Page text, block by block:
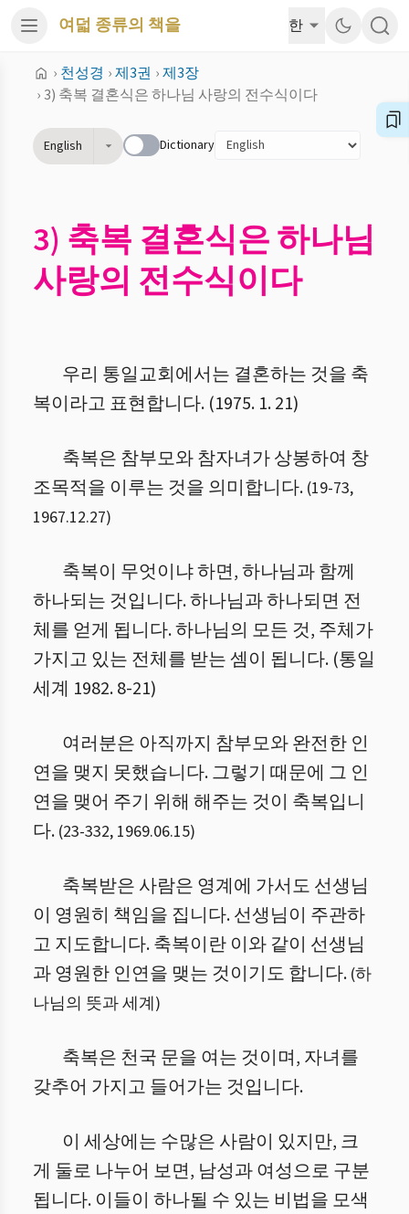
여덟 종류의 책을 한
› 천성경 ›제3권 ›제3장
› 3) 축복 결혼식은 하나님 사랑의 전수식이다
English Dictionary
3) 축복 결혼식은 하나님
사랑의 전수식이다
우리 통일교회에서는 결혼하는 것을 축
복이라고 표현합니다. (1975. 1. 21)
축복은 참부모와 참자녀가 상봉하여 창
조목적을 이루는 것을 의미합니다. (19-73,
1967.12.27)
축복이 무엇이냐 하면, 하나님과 함께
하나되는 것입니다. 하나님과 하나되면 전
체를 얻게 됩니다. 하나님의 모든 것, 주체가
가지고 있는 전체를 받는 셈이 됩니다. (통일
세계 1982. 8-21)
여러분은 아직까지 참부모와 완전한 인
연을 맺지 못했습니다. 그렇기 때문에 그 인
연을 맺어 주기 위해 해주는 것이 축복입니
다. (23-332, 1969.06.15)
축복받은 사람은 영계에 가서도 선생님
이 영원히 책임을 집니다. 선생님이 주관하
고 지도합니다. 축복이란 이와 같이 선생님
과 영원한 인연을 맺는 것이기도 합니다. (하
나님의 뜻과 세계)
축복은 천국 문을 여는 것이며, 자녀를
갖추어 가지고 들어가는 것입니다.
이 세상에는 수많은 사람이 있지만, 크
게 둘로 나누어 보면, 남성과 여성으로 구분
됩니다. 이들이 하나될 수 있는 비법을 모색